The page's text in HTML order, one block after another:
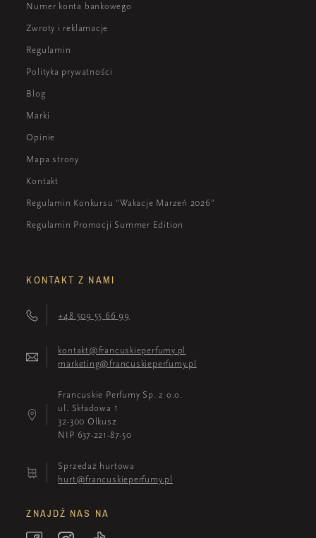
Numer konta bankowego
Zwroty i reklamacje
Regulamin
Polityka prywatności
Blog
Marki
Opinie
Mapa strony
Kontakt
Regulamin Konkursu "Wakacje Marzeń 2026"
Regulamin Promocji Summer Edition
KONTAKT Z NAMI
+48 509 55 66 99
kontakt@francuskieperfumy.pl
marketing@francuskieperfumy.pl
Francuskie Perfumy Sp. z o.o.
ul. Składowa 1
32-300 Olkusz
NIP 637-221-87-50
Sprzedaż hurtowa
hurt@francuskieperfumy.pl
ZNAJDŹ NAS NA